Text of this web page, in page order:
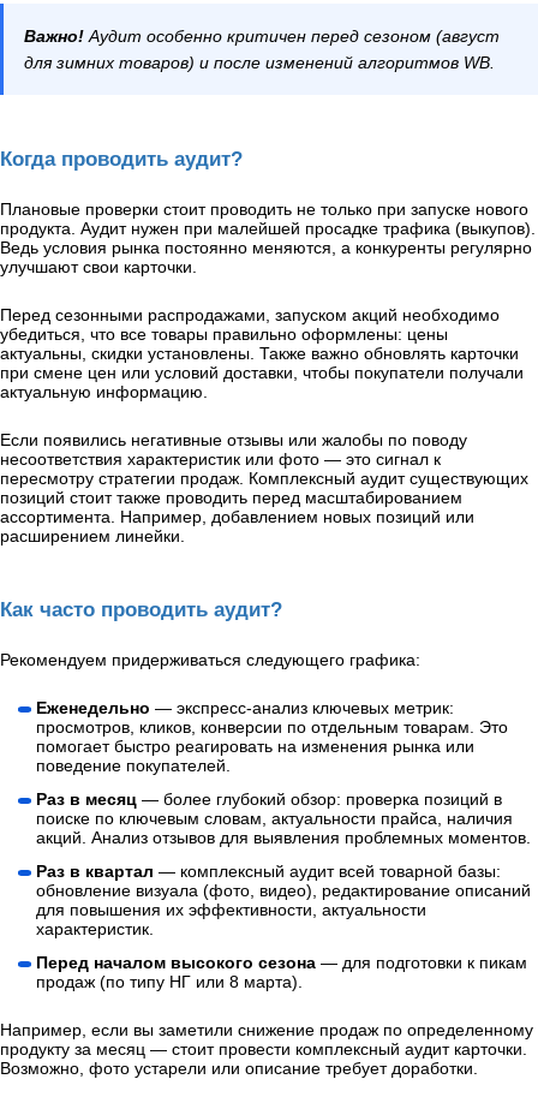
Важно! Аудит особенно критичен перед сезоном (август
для зимних товаров) и после изменений алгоритмов WB.
Когда проводить аудит?
Плановые проверки стоит проводить не только при запуске нового
продукта. Аудит нужен при малейшей просадке трафика (выкупов).
Ведь условия рынка постоянно меняются, а конкуренты регулярно
улучшают свои карточки.
Перед сезонными распродажами, запуском акций необходимо
убедиться, что все товары правильно оформлены: цены
актуальны, скидки установлены. Также важно обновлять карточки
при смене цен или условий доставки, чтобы покупатели получали
актуальную информацию.
Если появились негативные отзывы или жалобы по поводу
несоответствия характеристик или фото — это сигнал к
пересмотру стратегии продаж. Комплексный аудит существующих
позиций стоит также проводить перед масштабированием
ассортимента. Например, добавлением новых позиций или
расширением линейки.
Как часто проводить аудит?
Рекомендуем придерживаться следующего графика:
Еженедельно — экспресс-анализ ключевых метрик:
просмотров, кликов, конверсии по отдельным товарам. Это
помогает быстро реагировать на изменения рынка или
поведение покупателей.
Раз в месяц — более глубокий обзор: проверка позиций в
поиске по ключевым словам, актуальности прайса, наличия
акций. Анализ отзывов для выявления проблемных моментов.
Раз в квартал — комплексный аудит всей товарной базы:
обновление визуала (фото, видео), редактирование описаний
для повышения их эффективности, актуальности
характеристик.
Перед началом высокого сезона — для подготовки к пикам
продаж (по типу НГ или 8 марта).
Например, если вы заметили снижение продаж по определенному
продукту за месяц — стоит провести комплексный аудит карточки.
Возможно, фото устарели или описание требует доработки.